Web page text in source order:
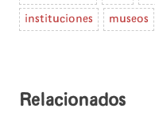
instituciones museos
Relacionados